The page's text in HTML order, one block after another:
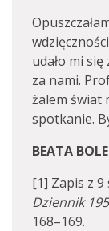
udało mi
za nami.
żalem świat
spotkanie.
BEATA
[1] Zapis z
Dziennik
168–169.